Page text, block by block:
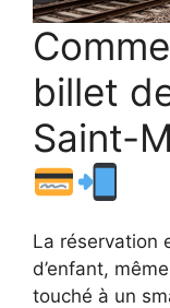
billet
Saint-
La réservation
d’enfant,
touché à un